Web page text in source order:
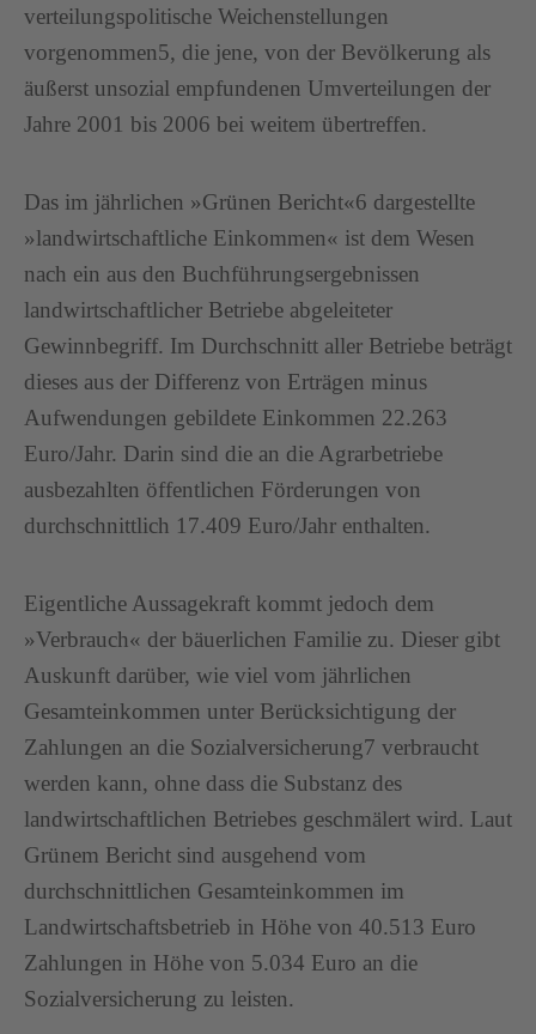
verteilungspolitische Weichenstellungen
vorgenommen5, die jene, von der Bevölkerung als
äußerst unsozial empfundenen Umverteilungen der
Jahre 2001 bis 2006 bei weitem übertreffen.
Das im jährlichen »Grünen Bericht«6 dargestellte
»landwirtschaftliche Einkommen« ist dem Wesen
nach ein aus den Buchführungsergebnissen
landwirtschaftlicher Betriebe abgeleiteter
Gewinnbegriff. Im Durchschnitt aller Betriebe beträgt
dieses aus der Differenz von Erträgen minus
Aufwendungen gebildete Einkommen 22.263
Euro/Jahr. Darin sind die an die Agrarbetriebe
ausbezahlten öffentlichen Förderungen von
durchschnittlich 17.409 Euro/Jahr enthalten.
Eigentliche Aussagekraft kommt jedoch dem
»Verbrauch« der bäuerlichen Familie zu. Dieser gibt
Auskunft darüber, wie viel vom jährlichen
Gesamteinkommen unter Berücksichtigung der
Zahlungen an die Sozialversicherung7 verbraucht
werden kann, ohne dass die Substanz des
landwirtschaftlichen Betriebes geschmälert wird. Laut
Grünem Bericht sind ausgehend vom
durchschnittlichen Gesamteinkommen im
Landwirtschaftsbetrieb in Höhe von 40.513 Euro
Zahlungen in Höhe von 5.034 Euro an die
Sozialversicherung zu leisten.